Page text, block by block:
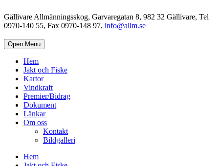
Gällivare Allmänningsskog, Garvaregatan 8, 982 32 Gällivare, Tel
0970-140 55, Fax 0970-148 97, info@allm.se
Open Menu
Hem
Jakt och Fiske
Kartor
Vindkraft
Premier/Bidrag
Dokument
Länkar
Om oss
Kontakt
Bildgalleri
Hem